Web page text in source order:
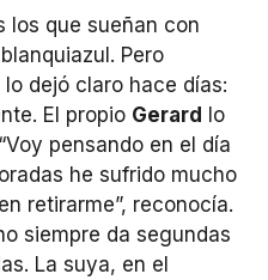
los que sueñan con
Pero
dejó claro hace días:
El propio Gerard
lo
pensando en el día
he sufrido mucho
retirarme”, reconocía.
siempre da segundas
La suya, en el